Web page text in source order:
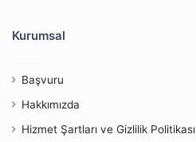
Kurumsal
Başvuru
Hakkımızda
Hizmet Şartları ve Gizlilik Politikası